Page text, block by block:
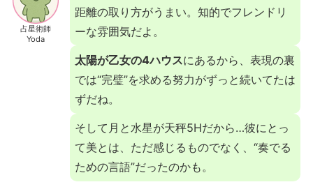
占星術師
Yoda
距離の取り方がうまい。知的でフレンドリ
ーな雰囲気だよ。
太陽が乙女の4ハウスにあるから、表現の裏
では“完璧”を求める努力がずっと続いてたは
ずだね。
そして月と水星が天秤5Hだから…彼にとっ
て美とは、ただ感じるものでなく、“奏でる
ための言語”だったのかも。